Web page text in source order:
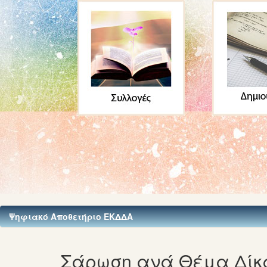
Ψηφιακό Αποθετήριο ΕΚΔΔΑ
Σάρωση ανά Θέμα